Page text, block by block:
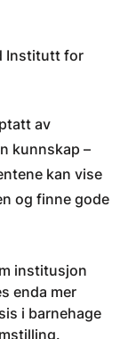
Institutt for
av
kunnskap –
kan vise
og finne gode
institusjon
enda mer
i barnehage